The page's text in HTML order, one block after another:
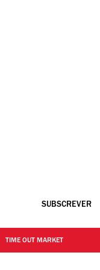
SUBSCREVER
TIME OUT MARKET